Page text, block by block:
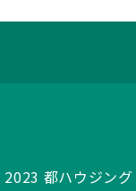
都ハウジング